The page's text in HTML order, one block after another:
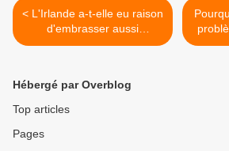
< L'Irlande a-t-elle eu raison
d'embrasser aussi
rapidement l'austérité ?
Hébergé par Overblog
Top articles
Pages